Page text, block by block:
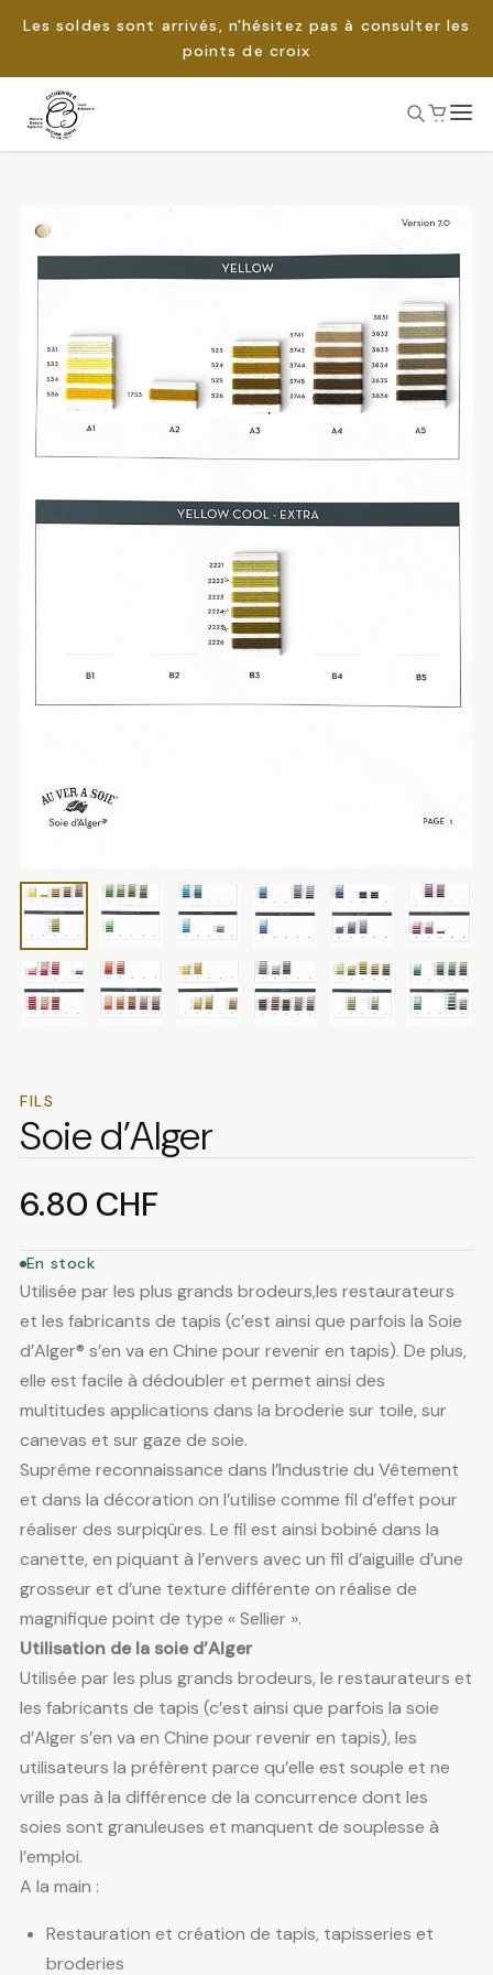
Les soldes sont arrivés, n'hésitez pas à consulter les
points de croix
Passer
FILS
Soie d’Alger
6.80 CHF
En stock
Utilisée par les plus grands brodeurs,les restaurateurs
et les fabricants de tapis (c’est ainsi que parfois la Soie
d’Alger® s’en va en Chine pour revenir en tapis). De plus,
elle est facile à dédoubler et permet ainsi des
multitudes applications dans la broderie sur toile, sur
canevas et sur gaze de soie.
Suprême reconnaissance dans l’Industrie du Vêtement
et dans la décoration on l’utilise comme fil d’effet pour
réaliser des surpiqûres. Le fil est ainsi bobiné dans la
canette, en piquant à l’envers avec un fil d’aiguille d’une
grosseur et d’une texture différente on réalise de
magnifique point de type « Sellier ».
Utilisation de la soie d’Alger
Utilisée par les plus grands brodeurs, le restaurateurs et
les fabricants de tapis (c’est ainsi que parfois la soie
d’Alger s’en va en Chine pour revenir en tapis), les
utilisateurs la préfèrent parce qu’elle est souple et ne
vrille pas à la différence de la concurrence dont les
soies sont granuleuses et manquent de souplesse à
l’emploi.
A la main :
Restauration et création de tapis, tapisseries et
broderies